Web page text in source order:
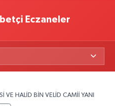
Eczaneler
VE HALİD BİN VELİD CAMİİ YANI